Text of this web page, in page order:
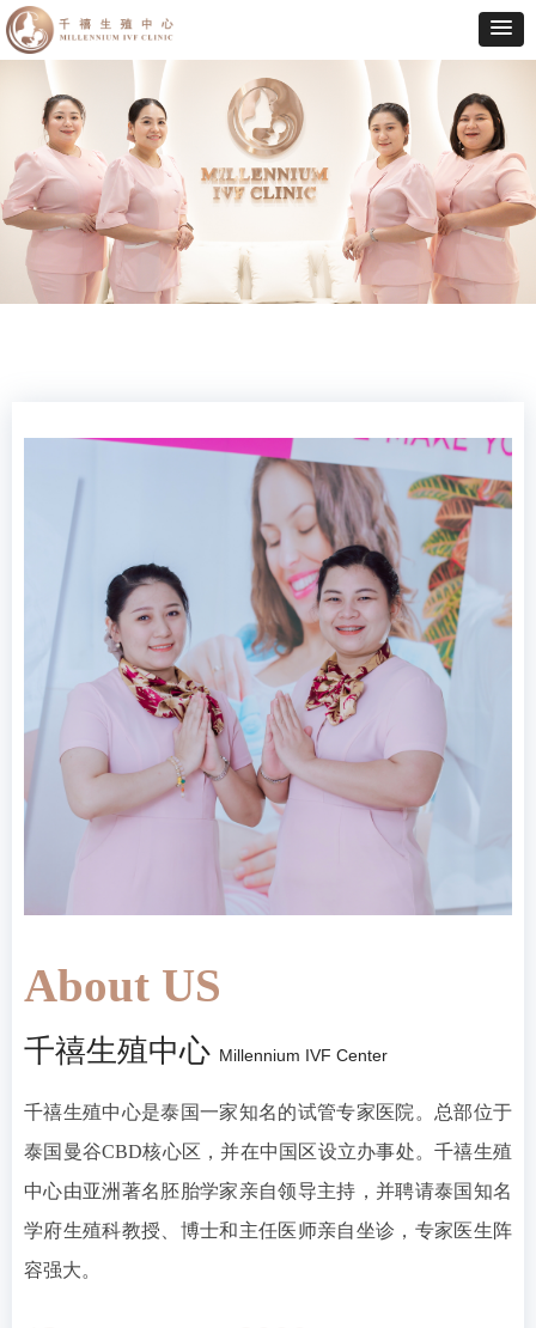
千禧生殖中心 Millennium IVF Center
About US
千禧生殖中心是泰国一家知名的试管专家医院。总部位于
泰国曼谷CBD核心区，并在中国区设立办事处。千禧生殖
中心由亚洲著名胚胎学家亲自领导主持，并聘请泰国知名
学府生殖科教授、博士和主任医师亲自坐诊，专家医生阵
容强大。